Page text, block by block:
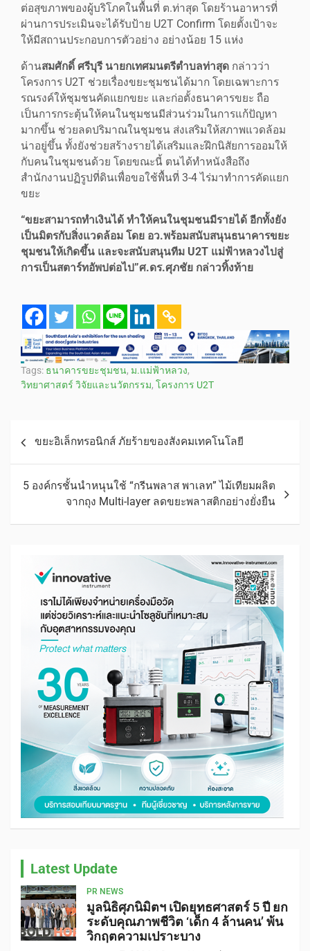
ต่อสุขภาพของผู้บริโภคในพื้นที่ ต.ท่าสุด โดยร้านอาหารที่
ผ่านการประเมินจะได้รับป้าย U2T Confirm โดยตั้งเป้าจะ
ให้มีสถานประกอบการตัวอย่าง อย่างน้อย 15 แห่ง
ด้านสมศักดิ์ ศรีบุรี นายกเทศมนตรีตำบลท่าสุด กล่าวว่า
โครงการ U2T ช่วยเรื่องขยะชุมชนได้มาก โดยเฉพาะการ
รณรงค์ให้ชุมชนคัดแยกขยะ และก่อตั้งธนาคารขยะ ถือ
เป็นการกระตุ้นให้คนในชุมชนมีส่วนร่วมในการแก้ปัญหา
มากขึ้น ช่วยลดปริมาณในชุมชน ส่งเสริมให้สภาพแวดล้อม
น่าอยู่ขึ้น ทั้งยังช่วยสร้างรายได้เสริมและฝึกนิสัยการออมให้
กับคนในชุมชนด้วย โดยขณะนี้ ตนได้ทำหนังสือถึง
สำนักงานปฏิรูปที่ดินเพื่อขอใช้พื้นที่ 3-4 ไร่มาทำการคัดแยก
ขยะ
“ขยะสามารถทำเงินได้ ทำให้คนในชุมชนมีรายได้ อีกทั้งยัง
เป็นมิตรกับสิ่งแวดล้อม โดย อว.พร้อมสนับสนุนธนาคารขยะ
ชุมชนให้เกิดขึ้น และจะสนับสนุนทีม U2T แม่ฟ้าหลวงไปสู่
การเป็นสตาร์ทอัพปต่อไป”ศ.ดร.ศุภชัย กล่าวทิ้งท้าย
Tags: ธนาคารขยะชุมชน, ม.แม่ฟ้าหลวง,
วิทยาศาสตร์ วิจัยและนวัตกรรม, โครงการ U2T
ขยะอิเล็กทรอนิกส์ ภัยร้ายของสังคมเทคโนโลยี
5 องค์กรชั้นนำหนุนใช้ “กรีนพลาส พาเลท” ไม้เทียมผลิต
จากถุง Multi-layer ลดขยะพลาสติกอย่างยั่งยืน
Latest Update
PR NEWS
มูลนิธิศุภนิมิตฯ เปิดยุทธศาสตร์ 5 ปี ยก
ระดับคุณภาพชีวิต ‘เด็ก 4 ล้านคน’ พ้น
วิกฤตความเปราะบาง